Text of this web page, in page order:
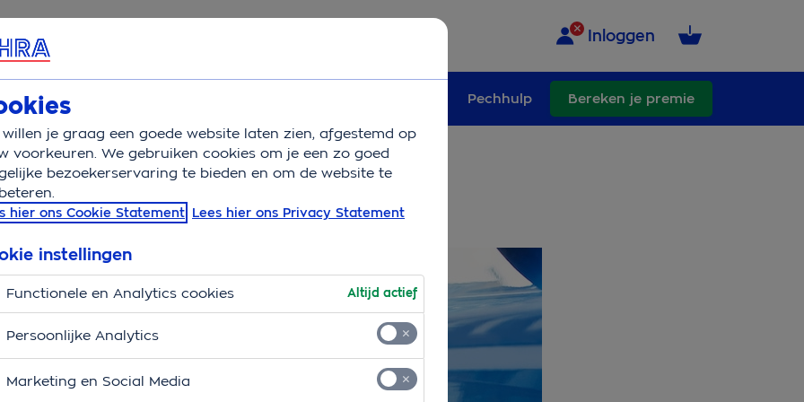
& Contact Inloggen
Pechhulp Bereken je premie
Kosten elektrische auto
willen je graag een goede website laten zien, afgestemd op
voorkeuren. We gebruiken cookies om je een zo goed
bezoekerservaring te bieden en om de website te
hier ons Cookie Statement Lees hier ons Privacy Statement
instellingen
Functionele en Analytics cookies Altijd actief
Persoonlijke Analytics
Marketing en Social Media